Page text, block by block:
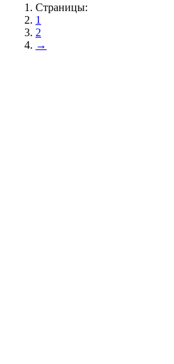
Страницы:
1
2
→